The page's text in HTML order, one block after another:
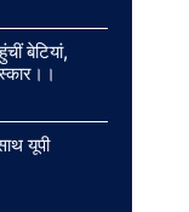
बेटियां,
यूपी